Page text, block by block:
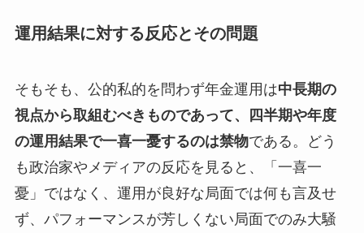
運用結果に対する反応とその問題
そもそも、公的私的を問わず年金運用は中長期の
視点から取組むべきものであって、四半期や年度
の運用結果で一喜一憂するのは禁物である。どう
も政治家やメディアの反応を見ると、「一喜一
憂」ではなく、運用が良好な局面では何も言及せ
ず、パフォーマンスが芳しくない局面でのみ大騒